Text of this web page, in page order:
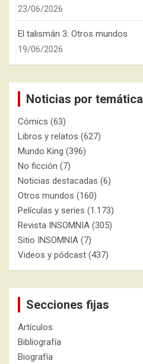
23/06/2026
El talismán 3: Otros mundos
19/06/2026
Noticias por temática
Cómics (63)
Libros y relatos (627)
Mundo King (396)
No ficción (7)
Noticias destacadas (6)
Otros mundos (160)
Películas y series (1.173)
Revista INSOMNIA (305)
Sitio INSOMNIA (7)
Videos y pódcast (437)
Secciones fijas
Artículos
Bibliografía
Biografía